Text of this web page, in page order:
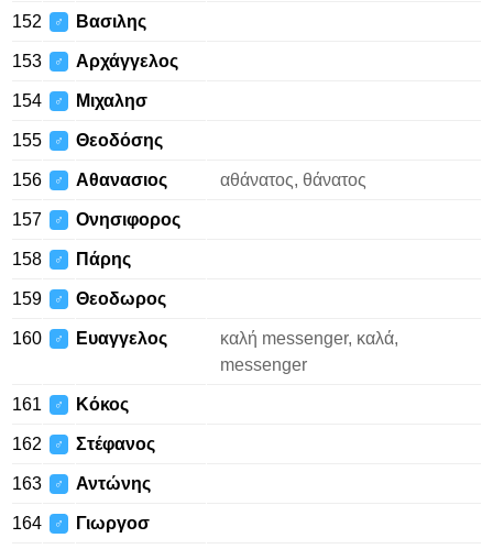
152 ♂ Βασιλης
153 ♂ Αρχάγγελος
154 ♂ Μιχαλησ
155 ♂ Θεοδόσης
156 ♂ Αθανασιος αθάνατος, θάνατος
157 ♂ Ονησιφορος
158 ♂ Πάρης
159 ♂ Θεοδωρος
160 ♂ Ευαγγελος
καλή messenger, καλά,
messenger
161 ♂ Κόκος
162 ♂ Στέφανος
163 ♂ Αντώνης
164 ♂ Γιωργοσ